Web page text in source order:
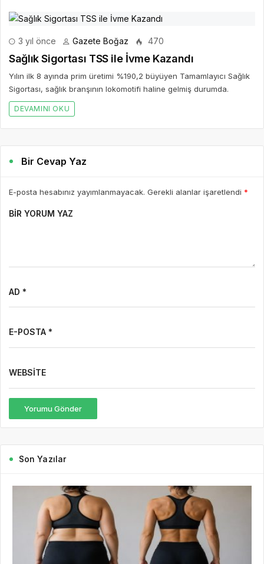
3 yıl önce Gazete Boğaz 470
Sağlık Sigortası TSS ile İvme Kazandı
Yılın ilk 8 ayında prim üretimi %190,2 büyüyen Tamamlayıcı Sağlık
Sigortası, sağlık branşının lokomotifi haline gelmiş durumda.
DEVAMINI OKU
Bir Cevap Yaz
E-posta hesabınız yayımlanmayacak. Gerekli alanlar işaretlendi *
BIR YORUM YAZ
AD *
E-POSTA *
WEBSITE
Yorumu Gönder
Son Yazılar